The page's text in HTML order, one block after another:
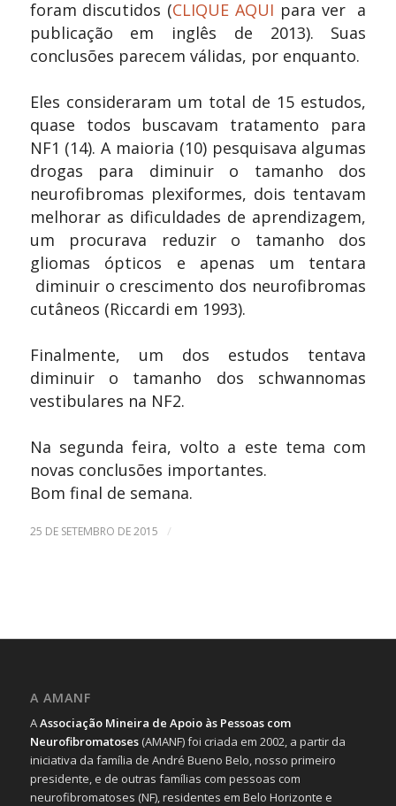
foram discutidos (CLIQUE AQUI para ver a
publicação em inglês de 2013). Suas
conclusões parecem válidas, por enquanto.
Eles consideraram um total de 15 estudos,
quase todos buscavam tratamento para
NF1 (14). A maioria (10) pesquisava algumas
drogas para diminuir o tamanho dos
neurofibromas plexiformes, dois tentavam
melhorar as dificuldades de aprendizagem,
um procurava reduzir o tamanho dos
gliomas ópticos e apenas um tentara
diminuir o crescimento dos neurofibromas
cutâneos (Riccardi em 1993).
Finalmente, um dos estudos tentava
diminuir o tamanho dos schwannomas
vestibulares na NF2.
Na segunda feira, volto a este tema com
novas conclusões importantes.
Bom final de semana.
25 DE SETEMBRO DE 2015 /
A AMANF
AAssociação Mineira de Apoio às Pessoas com
Neurofibromatoses(AMANF) foi criada em 2002, a partir da
iniciativa da família de André Bueno Belo, nosso primeiro
presidente, e de outras famílias com pessoas com
neurofibromatoses (NF), residentes em Belo Horizonte e